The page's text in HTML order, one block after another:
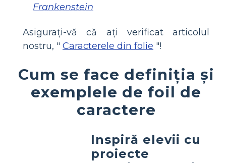
Frankenstein
Asigurați-vă că ați verificat articolul
nostru, " Caracterele din folie "!
Cum se face definiția și
exemplele de foil de
caractere
Inspiră elevii cu
proiecte